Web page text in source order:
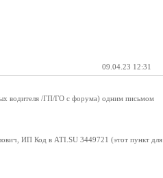
09.04.23 12:31
водителя /ГП/ГО с форума) одним письмом
ИП Код в ATI.SU 3449721 (этот пункт для